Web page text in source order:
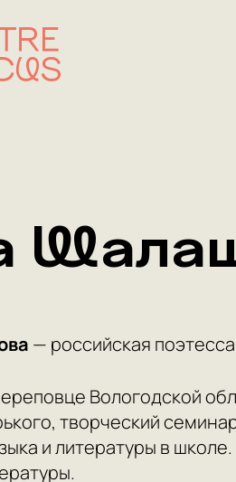
— российская
Вологодской
творческий
и литературы в